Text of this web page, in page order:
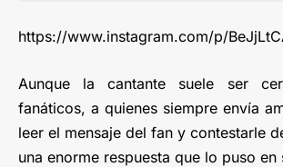
https://www.instagram.com/p/
Aunque la cantante suele ser
fanáticos, a quienes siempre envía
leer el mensaje del fan y contestarle
una enorme respuesta que lo puso en